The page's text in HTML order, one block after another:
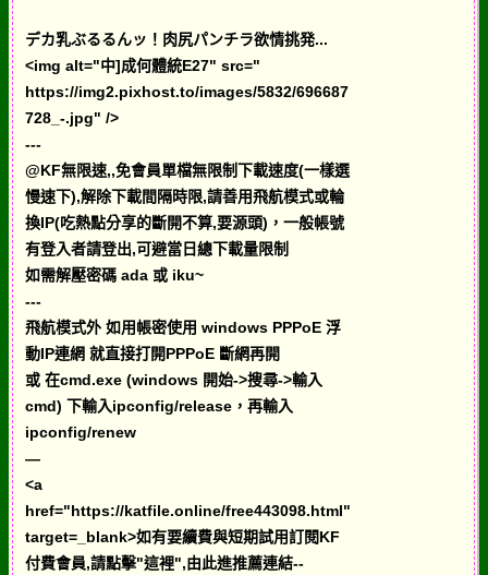
デカ乳ぶるるんッ！肉尻パンチラ欲情挑発...
<img alt="中]成何體統E27" src="
https://img2.pixhost.to/images/5832/696687
728_-.jpg" />
---
@KF無限速,,免會員單檔無限制下載速度(一樣選
慢速下),解除下載間隔時限,請善用飛航模式或輪
換IP(吃熱點分享的斷開不算,要源頭)，一般帳號
有登入者請登出,可避當日總下載量限制
如需解壓密碼 ada 或 iku~
---
飛航模式外 如用帳密使用 windows PPPoE 浮
動IP連網 就直接打開PPPoE 斷網再開
或 在cmd.exe (windows 開始->搜尋->輸入
cmd) 下輸入ipconfig/release，再輸入
ipconfig/renew
—
<a
href="https://katfile.online/free443098.html"
target=_blank>如有要續費與短期試用訂閱KF
付費會員,請點擊"這裡",由此進推薦連結--